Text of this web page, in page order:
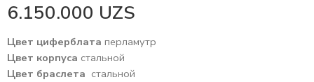
6.150.000 UZS
Цвет циферблата перламутр
Цвет корпуса стальной
Цвет браслета стальной